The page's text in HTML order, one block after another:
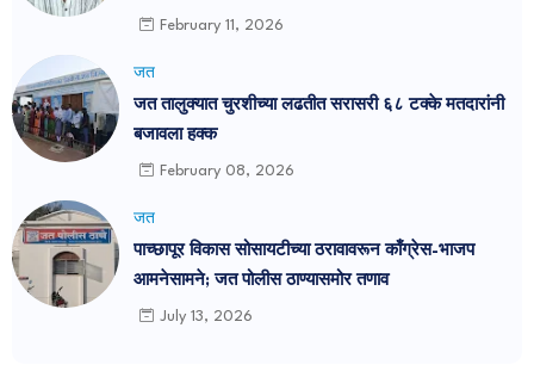
February 11, 2026
जत
जत तालुक्यात चुरशीच्या लढतीत सरासरी ६८ टक्के मतदारांनी
बजावला हक्क
February 08, 2026
जत
पाच्छापूर विकास सोसायटीच्या ठरावावरून काँग्रेस-भाजप
आमनेसामने; जत पोलीस ठाण्यासमोर तणाव
July 13, 2026